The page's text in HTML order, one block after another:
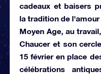
cadeaux et baisers
la tradition de
Moyen Age, au
Chaucer et son
15 février en place
célébrations